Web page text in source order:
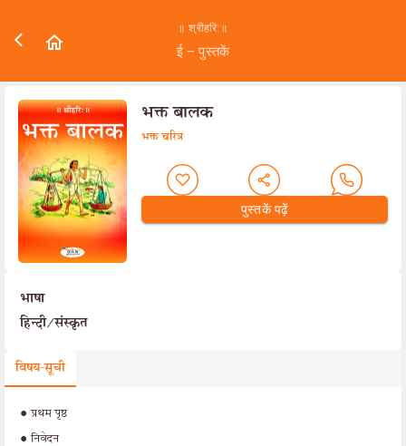
॥ श्रीहरि:॥
ई – पुस्तकें
भक्त बालक
भक्त चरित्र
पुस्तकें पढ़ें
भाषा
हिन्दी/संस्कृत
विषय-सूची
•प्रथम पृष्ठ
•निवेदन